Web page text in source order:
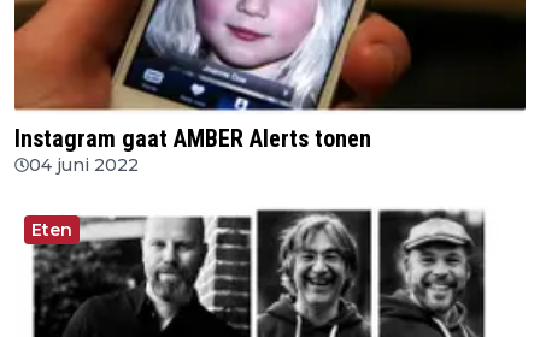
Instagram gaat AMBER Alerts tonen
04 juni 2022
Eten